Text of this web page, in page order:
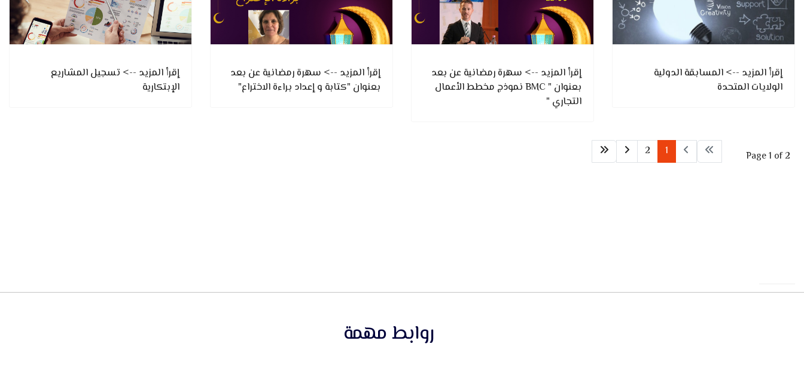
إقرأ المزيد --> المسابقة الدولية
الولايات المتحدة
إقرأ المزيد --> سهرة رمضانية عن بعد
بعنوان " BMC نموذج مخطط الأعمال
التجاري "
إقرأ المزيد --> سهرة رمضانية عن بعد
بعنوان "كتابة و إعداد براءة الاختراع"
إقرأ المزيد --> تسجيل المشاريع
الإبتكارية
Page 1 of 2
1
2
روابط مهمة